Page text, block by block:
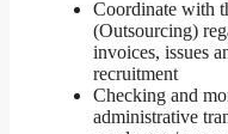
Coordinate with
(Outsourcing)
invoices, issues
recruitment
Checking and
administrative